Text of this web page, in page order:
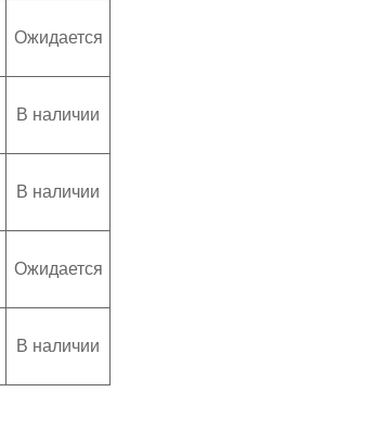
Ожидается
В наличии
В наличии
Ожидается
В наличии